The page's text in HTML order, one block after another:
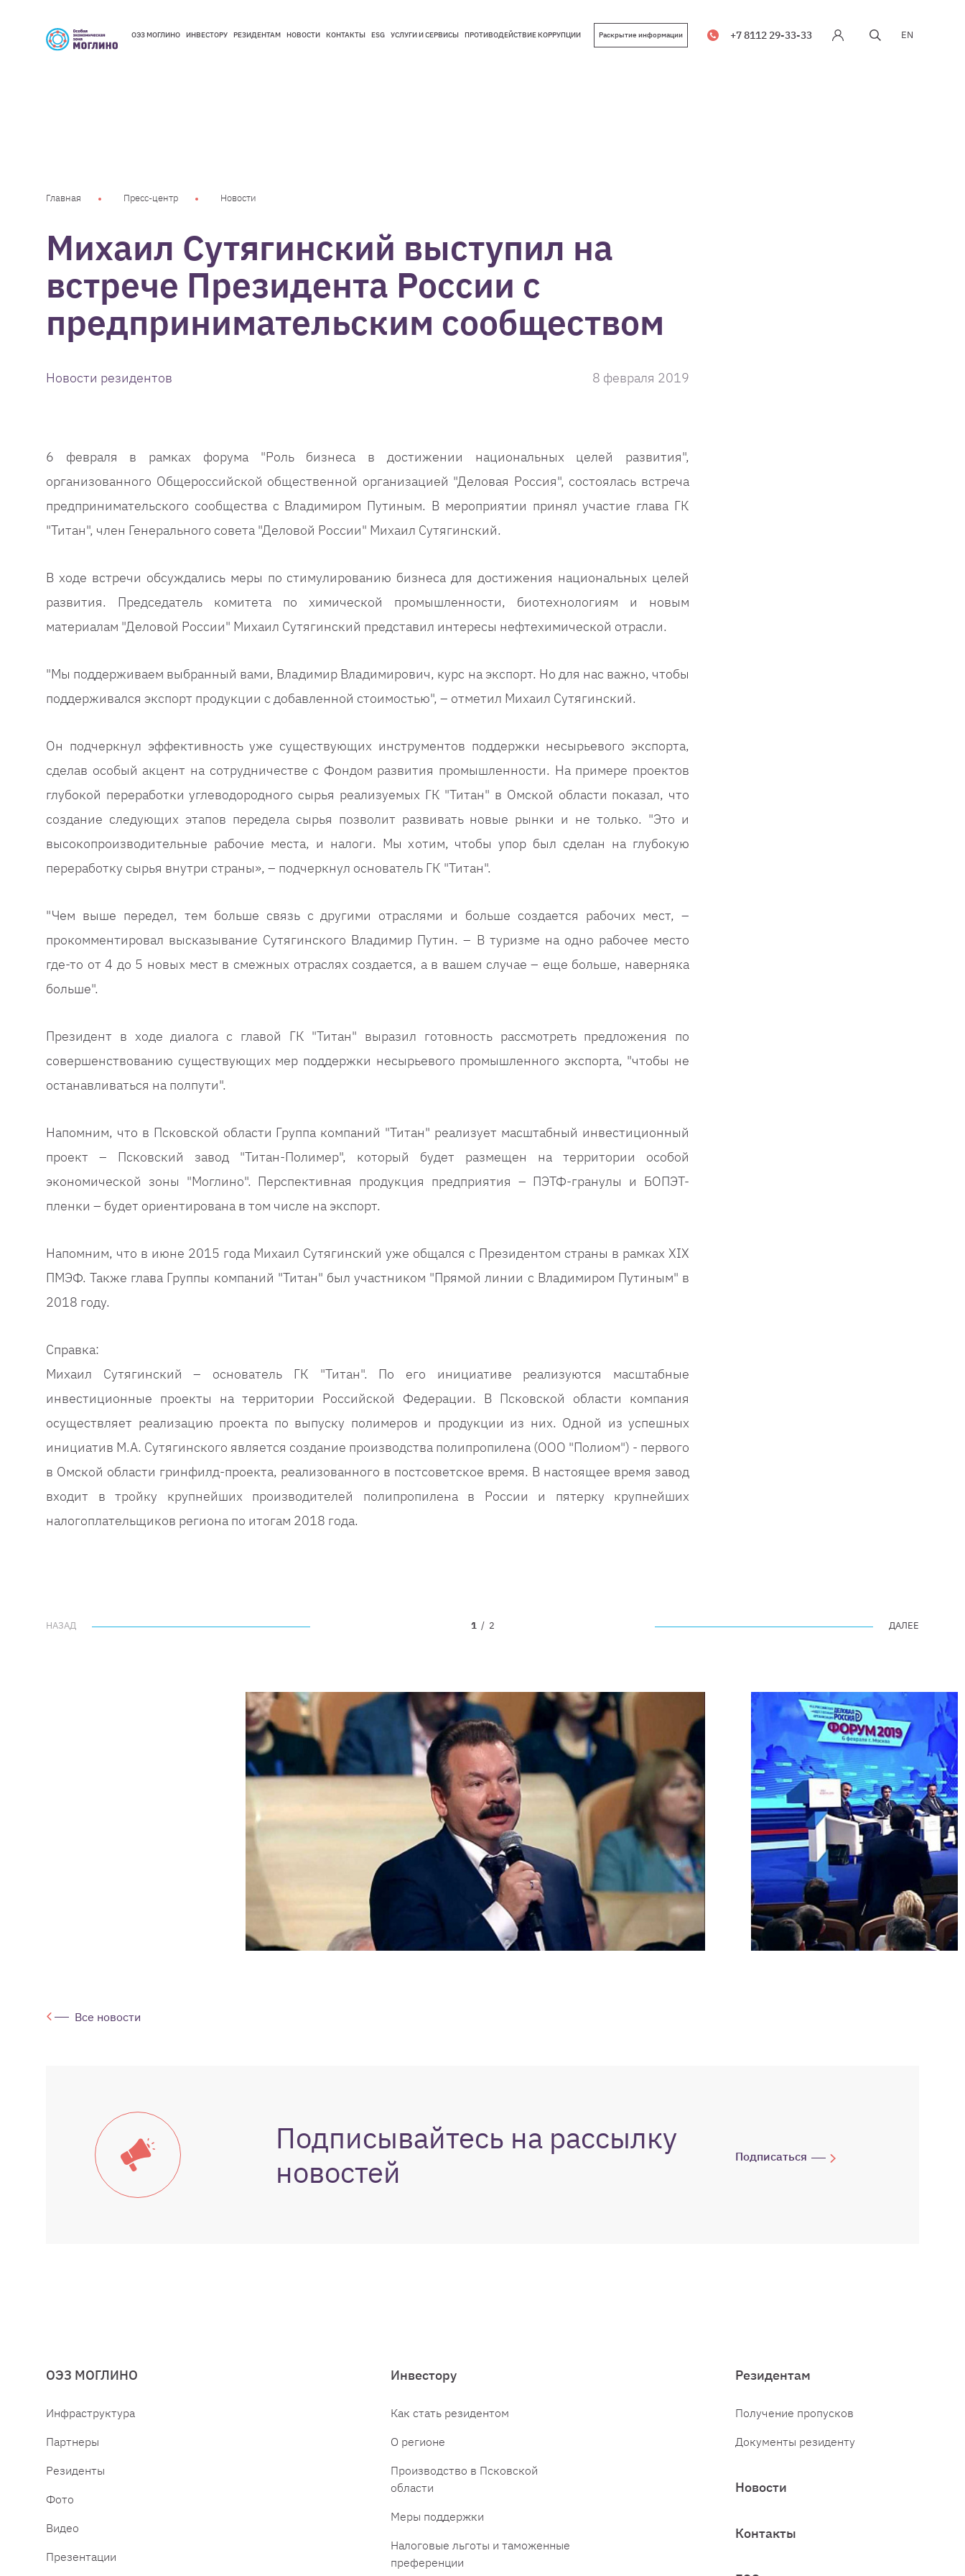
ОЭЗ МОГЛИНО ИНВЕСТОРУ РЕЗИДЕНТАМ НОВОСТИ КОНТАКТЫ ESG УСЛУГИ И СЕРВИСЫ ПРОТИВОДЕЙСТВИЕ КОРРУПЦИИ Раскрытие информации +7 8112 29-33-33 EN
Главная Пресс-центр Новости
Михаил Сутягинский выступил на
встрече Президента России с
предпринимательским сообществом
Новости резидентов 8 февраля 2019
6 февраля в рамках форума "Роль бизнеса в достижении национальных целей развития",
организованного Общероссийской общественной организацией "Деловая Россия", состоялась встреча
предпринимательского сообщества с Владимиром Путиным. В мероприятии принял участие глава ГК
"Титан", член Генерального совета "Деловой России" Михаил Сутягинский.
В ходе встречи обсуждались меры по стимулированию бизнеса для достижения национальных целей
развития. Председатель комитета по химической промышленности, биотехнологиям и новым
материалам "Деловой России" Михаил Сутягинский представил интересы нефтехимической отрасли.
"Мы поддерживаем выбранный вами, Владимир Владимирович, курс на экспорт. Но для нас важно, чтобы
поддерживался экспорт продукции с добавленной стоимостью", – отметил Михаил Сутягинский.
Он подчеркнул эффективность уже существующих инструментов поддержки несырьевого экспорта,
сделав особый акцент на сотрудничестве с Фондом развития промышленности. На примере проектов
глубокой переработки углеводородного сырья реализуемых ГК "Титан" в Омской области показал, что
создание следующих этапов передела сырья позволит развивать новые рынки и не только. "Это и
высокопроизводительные рабочие места, и налоги. Мы хотим, чтобы упор был сделан на глубокую
переработку сырья внутри страны», – подчеркнул основатель ГК "Титан".
"Чем выше передел, тем больше связь с другими отраслями и больше создается рабочих мест, –
прокомментировал высказывание Сутягинского Владимир Путин. – В туризме на одно рабочее место
где-то от 4 до 5 новых мест в смежных отраслях создается, а в вашем случае – еще больше, наверняка
больше".
Президент в ходе диалога с главой ГК "Титан" выразил готовность рассмотреть предложения по
совершенствованию существующих мер поддержки несырьевого промышленного экспорта, "чтобы не
останавливаться на полпути".
Напомним, что в Псковской области Группа компаний "Титан" реализует масштабный инвестиционный
проект – Псковский завод "Титан-Полимер", который будет размещен на территории особой
экономической зоны "Моглино". Перспективная продукция предприятия – ПЭТФ-гранулы и БОПЭТ-
пленки – будет ориентирована в том числе на экспорт.
Напомним, что в июне 2015 года Михаил Сутягинский уже общался с Президентом страны в рамках XIX
ПМЭФ. Также глава Группы компаний "Титан" был участником "Прямой линии с Владимиром Путиным" в
2018 году.
Справка:
Михаил Сутягинский – основатель ГК "Титан". По его инициативе реализуются масштабные
инвестиционные проекты на территории Российской Федерации. В Псковской области компания
осуществляет реализацию проекта по выпуску полимеров и продукции из них. Одной из успешных
инициатив М.А. Сутягинского является создание производства полипропилена (ООО "Полиом") - первого
в Омской области гринфилд-проекта, реализованного в постсоветское время. В настоящее время завод
входит в тройку крупнейших производителей полипропилена в России и пятерку крупнейших
налогоплательщиков региона по итогам 2018 года.
НАЗАД
ДАЛЕЕ
1 / 2
Все новости
Подписывайтесь на рассылку
новостей
Подписаться
ОЭЗ МОГЛИНО
Инфраструктура
Партнеры
Резиденты
Фото
Видео
Презентации
Инвестору
Как стать резидентом
О регионе
Производство в Псковской
области
Меры поддержки
Налоговые льготы и таможенные
преференции
Резидентам
Получение пропусков
Документы резиденту
Новости
Контакты